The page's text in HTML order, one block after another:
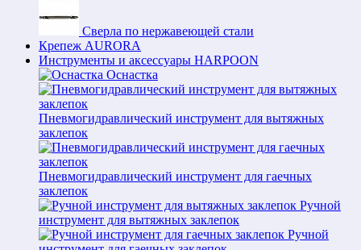
Сверла по нержавеющей стали
Крепеж AURORA
Инструменты и аксессуары HARPOON
Оснастка
Пневмогидравлический инструмент для вытяжных
заклепок
Пневмогидравлический инструмент для гаечных
заклепок
Ручной
инструмент для вытяжных заклепок
Ручной